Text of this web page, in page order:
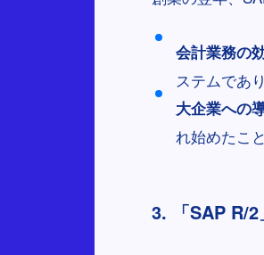
会計業務の
ステムであ
大企業への
れ始めたこ
3. 「SAP R/2